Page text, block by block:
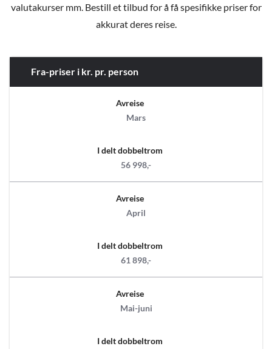
valutakurser mm. Bestill et tilbud for å få spesifikke priser for
akkurat deres reise.
Fra-priser i kr. pr. person
Avreise
Mars
I delt dobbeltrom
56 998,-
Avreise
April
I delt dobbeltrom
61 898,-
Avreise
Mai-juni
I delt dobbeltrom